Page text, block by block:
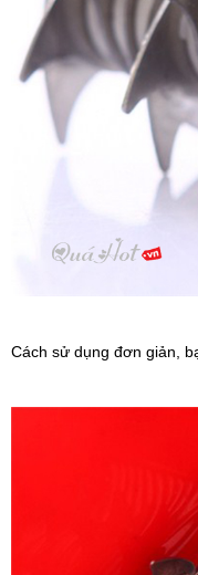
Cách sử dụng đơn giản,